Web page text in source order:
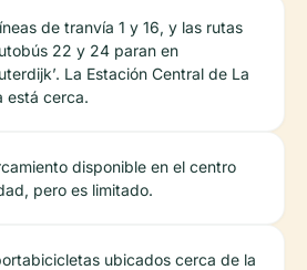
de tranvía 1 y 16, y las rutas
22 y 24 paran en
La Estación Central de La
está cerca.
disponible en el centro
pero es limitado.
ubicados cerca de la